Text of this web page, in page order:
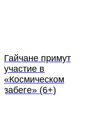
Гайчане примут
участие в
«Космическом
забеге» (6+)